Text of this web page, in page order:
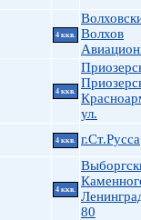
4 ккв.
Волхов
4 ккв.
ул.
4 ккв. г.Ст.Русса
4 ккв.
80